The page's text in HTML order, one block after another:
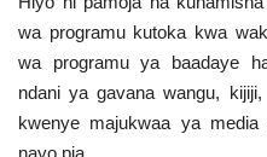
wa programu kutoka kwa
wa programu ya baadaye
ndani ya gavana wangu,
kwenye majukwaa ya
nayo pia.